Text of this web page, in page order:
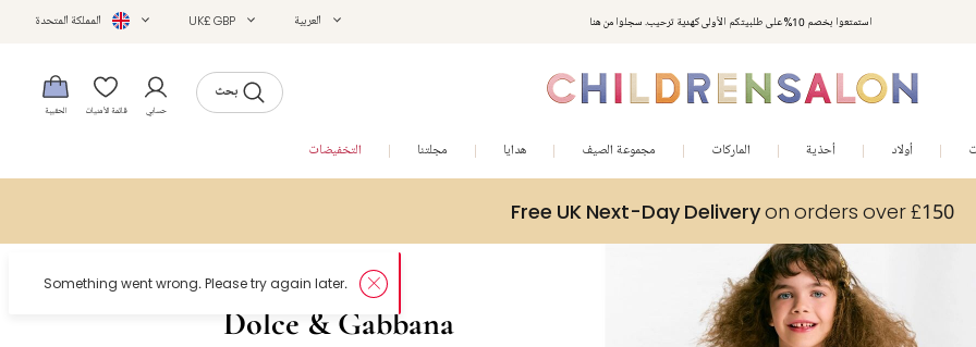
استمتعوا بخصم 10% على طلبيتكم الأولى كهدية ترحيب. سجلوا من هنا العربية UK£ GBP المملكة المتحدة
بحث
حسابي قائمة الأمنيات الحقيبة
أولاد أحذية الماركات مجموعة الصيف هدايا مجلتنا التخفيضات
Free UK Next-Day Deliveryon orders over £150
Dolce & Gabbana